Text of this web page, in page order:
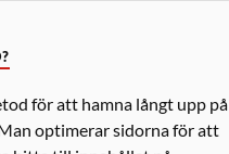
för att hamna långt upp på
optimerar sidorna för att